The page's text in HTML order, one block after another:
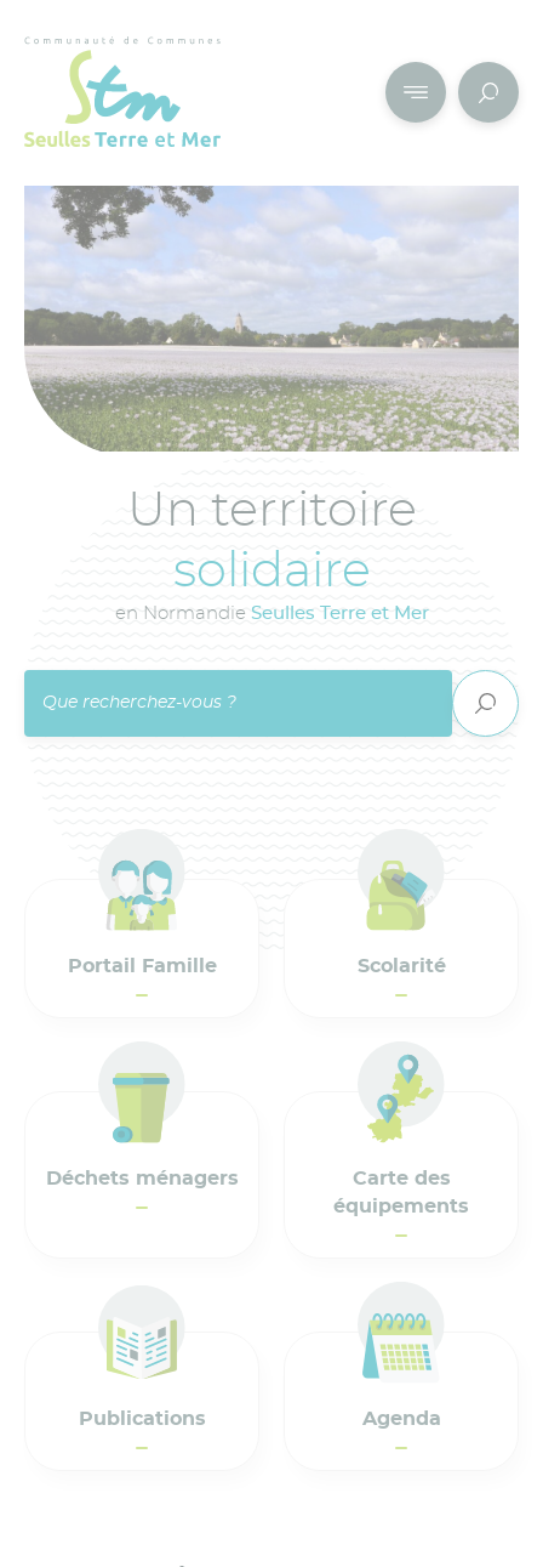
Un territoire
solidaire
en Normandie Seulles Terre et Mer
Portail Famille Scolarité
Déchets ménagers
Carte des
équipements
Publications Agenda